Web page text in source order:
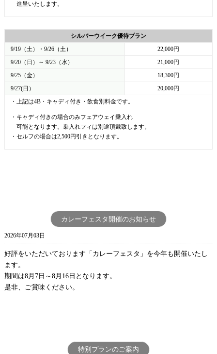
進呈いたします。
シルバーウイーク優待プラン
9/19（土）・9/26（土）
22,000円
9/20（日）～ 9/23（水）
21,000円
9/25（金）
18,300円
9/27(日）
20,000円
・上記は4B・キャディ付き・飲食別料金です。
・キャディ付きの場合のみフェアウェイ乗入れ
可能となります。乗入れフィは別途頂戴致します。
・セルフの場合は2,500円引きとなります。
カレーフェスタ開催のお知らせ
2026年07月03日
好評をいただいております「カレーフェスタ」を今年も開催いたし
ます。
期間は8月7日～8月16日となります。
是非、ご賞味ください。
特別プランのご案内